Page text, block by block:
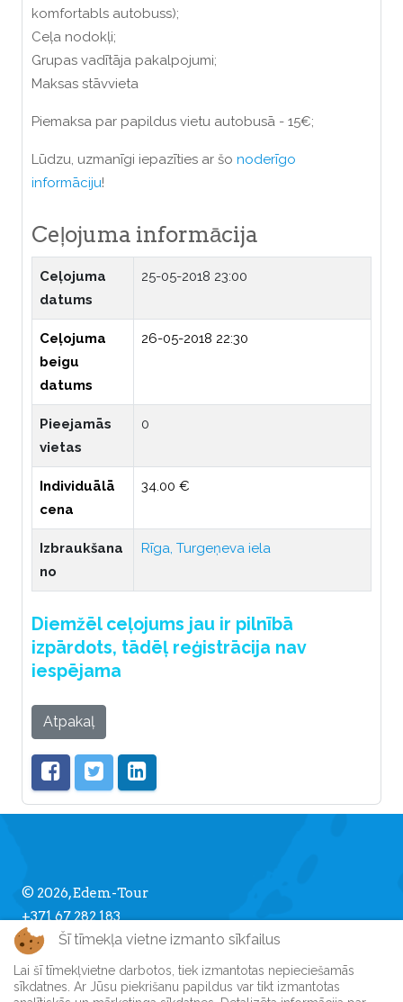
komfortabls autobuss);
Ceļa nodokļi;
Grupas vadītāja pakalpojumi;
Maksas stāvvieta
Piemaksa par papildus vietu autobusā - 15€;
Lūdzu, uzmanīgi iepazīties ar šo noderīgo
informāciju!
Ceļojuma informācija
Ceļojuma
datums
25-05-2018 23:00
Ceļojuma
beigu
datums
26-05-2018 22:30
Pieejamās
vietas
0
Individuālā
cena
34.00 €
Izbraukšana
no
Rīga, Turgeņeva iela
Diemžēl ceļojums jau ir pilnībā
izpārdots, tādēļ reģistrācija nav
iespējama
Atpakaļ
© 2026, Edem-Tour
+371 67 282 183
info [] edemtour.lv
Par Edem-Tour
Šī tīmekļa vietne izmanto sīkfailus
Lai šī tīmekļvietne darbotos, tiek izmantotas nepieciešamās
sīkdatnes. Ar Jūsu piekrišanu papildus var tikt izmantotas